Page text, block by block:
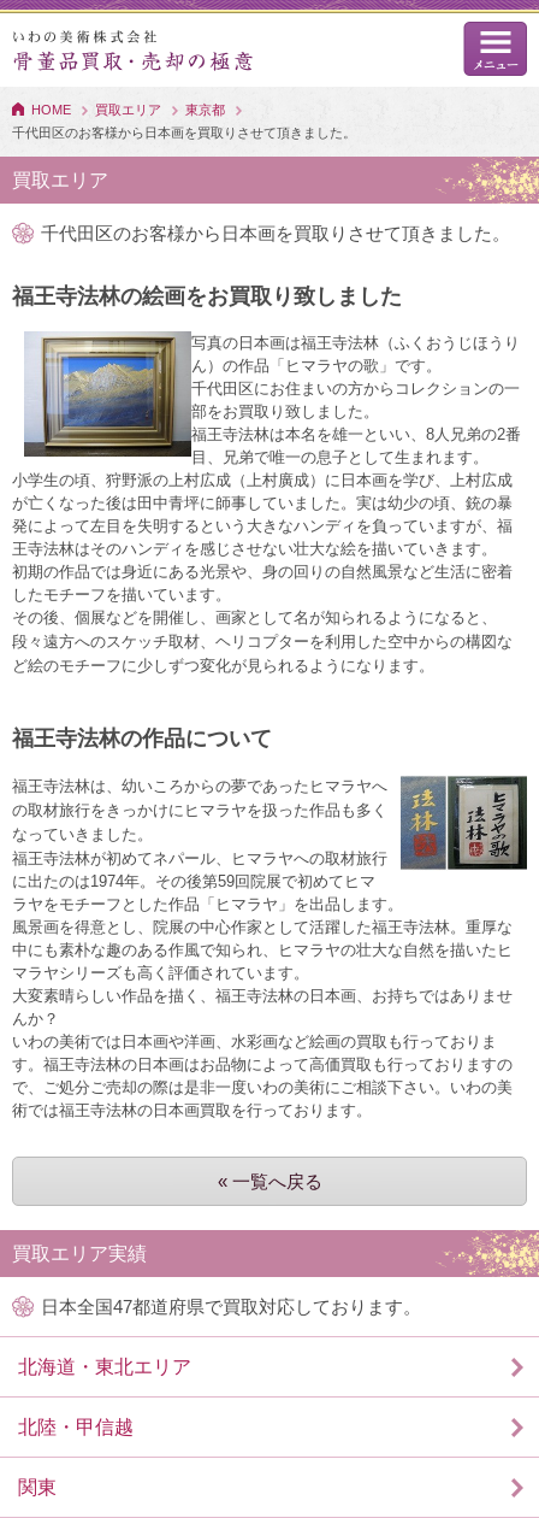
HOME 買取エリア
東京都
千代田区のお客様から日本画を買取りさせて頂きました。
買取エリア
千代田区のお客様から日本画を買取りさせて頂きました。
福王寺法林の絵画をお買取り致しました
写真の日本画は福王寺法林（ふくおうじほうり
ん）の作品「ヒマラヤの歌」です。
千代田区にお住まいの方からコレクションの一
部をお買取り致しました。
福王寺法林は本名を雄一といい、8人兄弟の2番
目、兄弟で唯一の息子として生まれます。
小学生の頃、狩野派の上村広成（上村廣成）に日本画を学び、上村広成
が亡くなった後は田中青坪に師事していました。実は幼少の頃、銃の暴
発によって左目を失明するという大きなハンディを負っていますが、福
王寺法林はそのハンディを感じさせない壮大な絵を描いていきます。
初期の作品では身近にある光景や、身の回りの自然風景など生活に密着
したモチーフを描いています。
その後、個展などを開催し、画家として名が知られるようになると、
段々遠方へのスケッチ取材、ヘリコプターを利用した空中からの構図な
ど絵のモチーフに少しずつ変化が見られるようになります。
福王寺法林の作品について
福王寺法林は、 幼いころからの夢であったヒマラヤへ
の取材旅行をきっかけにヒマラヤを扱った作品も多く
なっていきました。
福王寺法林が初めてネパール、ヒマラヤへの取材旅行
に出たのは1974年。その後第59回院展で初めてヒマ
ラヤをモチーフとした作品「ヒマラヤ」を出品します。
風景画を得意とし、院展の中心作家として活躍した福王寺法林。重厚な
中にも素朴な趣のある作風で知られ、ヒマラヤの壮大な自然を描いたヒ
マラヤシリーズも高く評価されています。
大変素晴らしい作品を描く、福王寺法林の日本画、お持ちではありませ
んか？
いわの美術では日本画や洋画、水彩画など絵画の買取も行っておりま
す。福王寺法林の日本画はお品物によって高価買取も行っておりますの
で、ご処分ご売却の際は是非一度いわの美術にご相談下さい。いわの美
術では福王寺法林の日本画買取を行っております。
« 一覧へ戻る
買取エリア実績
日本全国47都道府県で買取対応しております。
北海道・東北エリア
北陸・甲信越
関東